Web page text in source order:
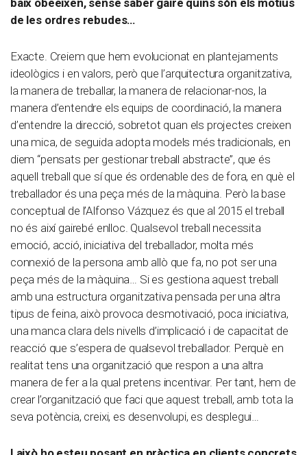
de les ordres rebudes…
Exacte. Creiem que hem evolucionat en plantejaments
ideològics i en valors, però que l’arquitectura organitzativa,
la manera de treballar, la manera de relacionar-nos, la
manera d’entendre els equips de coordinació, la manera
d’entendre la direcció, sobretot quan els projectes creixen
una mica, de seguida adopta models més tradicionals, en
diem “pensats per gestionar treball abstracte”, que és
aquell treball que sí que és ordenable des de fora, en què el
treballador és una peça més de la màquina. Però la base
conceptual de l’Alfonso Vázquez és que al 2015 el treball
no és així gairebé enlloc. Qualsevol treball necessita
emoció, acció, iniciativa del treballador, molta més
connexió de la persona amb allò que fa, no pot ser una
peça més de la màquina… Si es gestiona aquest treball
amb una estructura organitzativa pensada per una altra
tipus de feina, això provoca desmotivació, poca iniciativa,
una manca clara dels nivells d’implicació i de capacitat de
reacció que s’espera de qualsevol treballador. Perquè en
realitat tens una organització que respon a una altra
manera de fer a la qual pretens incentivar. Per tant, hem de
crear l’organització que faci que aquest treball, amb tota la
seva potència, creixi, es desenvolupi, es desplegui…